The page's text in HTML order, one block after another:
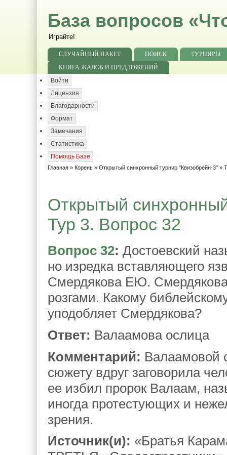
База вопросов
Играйте!
СЛУЧАЙНЫЙ ПАКЕТ ПОИСК
ТУРНИРЫ
КНИГА ЖАЛОБ И ПРЕДЛОЖЕНИЙ
Войти
Лицензия
Благодарности
Формат
Замечания
Статистика
Помощь Базе
Главная » Корень » Открытый синхронный турнир "Квизобрейн-3" »
Открытый
Тур 3. Вопрос 32
Вопрос 32: Достоевский
но изредка вставляющего
Смердякова ЕЮ. Смердякова
розгами. Какому
уподобляет Смердякова?
Ответ: Валаамова ослица
Комментарий: Валаамовой
сюжету вдруг заговорила
ее избил пророк Валаам,
иногда протестующих и
зрения.
Источник(и): «Братья